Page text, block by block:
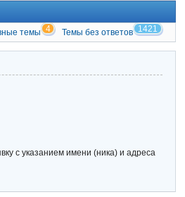
темы 4 Темы без ответов 1421
с указанием имени (ника) и адреса